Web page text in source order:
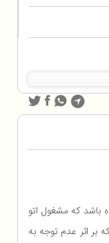
باشد که مشغول اتو
بر اثر عدم توجه به